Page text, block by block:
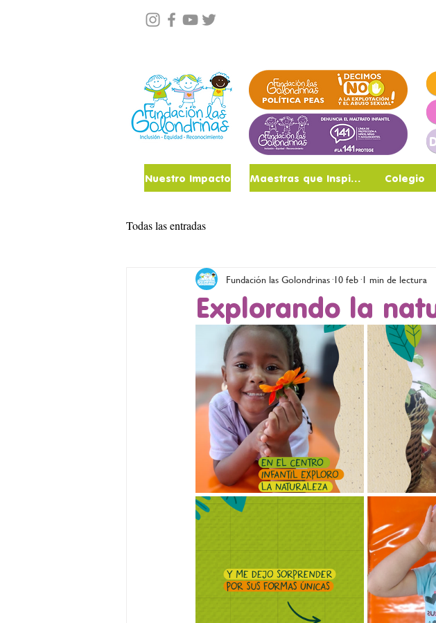
Nuestro Impacto Maestras que Inspiran Colegio
Todas las entradas
Explorando la
Fundación las Golondrinas 10 feb 1 min de lectura